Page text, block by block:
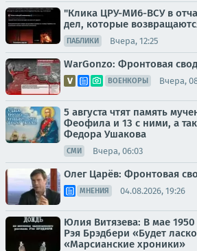
"Клика ЦРУ-МИ6-ВСУ в
дел, которые
ПАБЛИКИ Вчера, 12:25
WarGonzo: Фронтовая
ВОЕНКОРЫ Вчера,
5 августа чтят память
Феофила и 13 с ними, а
Федора Ушакова
СМИ Вчера, 06:03
Олег Царёв: Фронтовая
МНЕНИЯ 04.08.2026, 19:26
Юлия Витязева: В мае
Рэя Брэдбери «Будет
«Марсианские хроники»